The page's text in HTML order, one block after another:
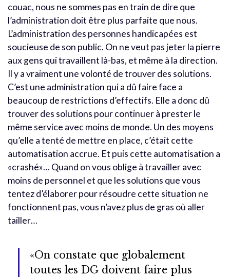
couac, nous ne sommes pas en train de dire que
l’administration doit être plus parfaite que nous.
L’administration des personnes handicapées est
soucieuse de son public. On ne veut pas jeter la pierre
aux gens qui travaillent là-bas, et même à la direction.
Il y a vraiment une volonté de trouver des solutions.
C’est une administration qui a dû faire face a
beaucoup de restrictions d’effectifs. Elle a donc dû
trouver des solutions pour continuer à prester le
même service avec moins de monde. Un des moyens
qu’elle a tenté de mettre en place, c’était cette
automatisation accrue. Et puis cette automatisation a
«crashé»… Quand on vous oblige à travailler avec
moins de personnel et que les solutions que vous
tentez d’élaborer pour résoudre cette situation ne
fonctionnent pas, vous n’avez plus de gras où aller
tailler…
«On constate que globalement
toutes les DG doivent faire plus